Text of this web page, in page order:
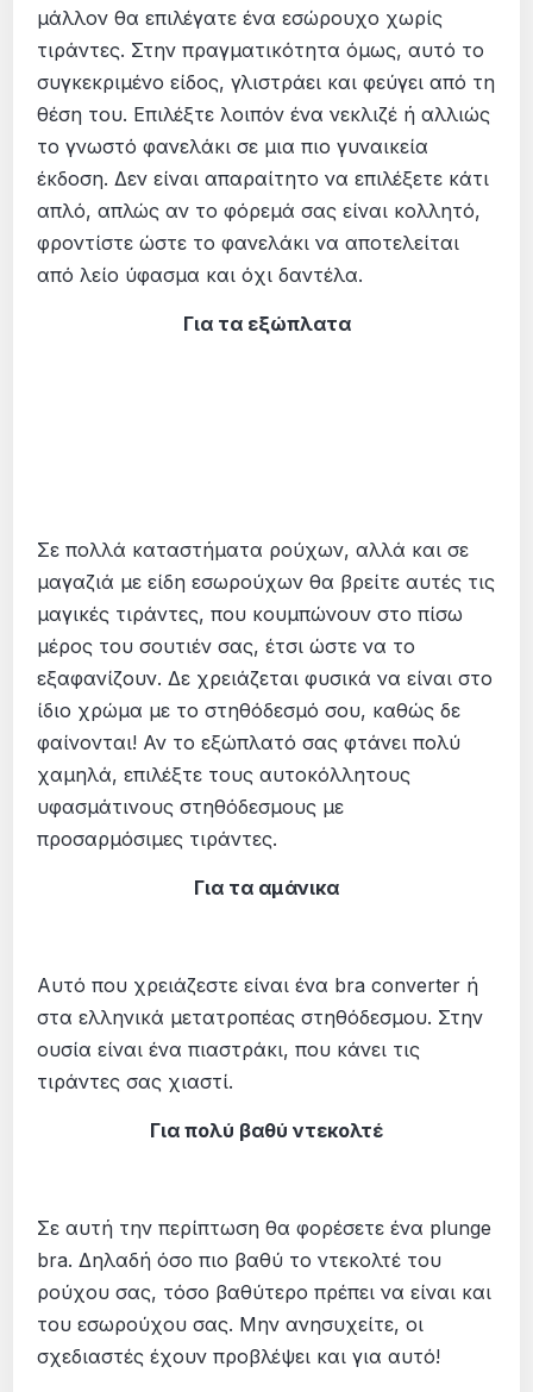
μάλλον θα επιλέγατε ένα εσώρουχο χωρίς
τιράντες. Στην πραγματικότητα όμως, αυτό το
συγκεκριμένο είδος, γλιστράει και φεύγει από τη
θέση του. Επιλέξτε λοιπόν ένα νεκλιζέ ή αλλιώς
το γνωστό φανελάκι σε μια πιο γυναικεία
έκδοση. Δεν είναι απαραίτητο να επιλέξετε κάτι
απλό, απλώς αν το φόρεμά σας είναι κολλητό,
φροντίστε ώστε το φανελάκι να αποτελείται
από λείο ύφασμα και όχι δαντέλα.
Για τα εξώπλατα
Σε πολλά καταστήματα ρούχων, αλλά και σε
μαγαζιά με είδη εσωρούχων θα βρείτε αυτές τις
μαγικές τιράντες, που κουμπώνουν στο πίσω
μέρος του σουτιέν σας, έτσι ώστε να το
εξαφανίζουν. Δε χρειάζεται φυσικά να είναι στο
ίδιο χρώμα με το στηθόδεσμό σου, καθώς δε
φαίνονται! Αν το εξώπλατό σας φτάνει πολύ
χαμηλά, επιλέξτε τους αυτοκόλλητους
υφασμάτινους στηθόδεσμους με
προσαρμόσιμες τιράντες.
Για τα αμάνικα
Αυτό που χρειάζεστε είναι ένα bra converter ή
στα ελληνικά μετατροπέας στηθόδεσμου. Στην
ουσία είναι ένα πιαστράκι, που κάνει τις
τιράντες σας χιαστί.
Για πολύ βαθύ ντεκολτέ
Σε αυτή την περίπτωση θα φορέσετε ένα plunge
bra.Δηλαδή όσο πιο βαθύ το ντεκολτέ του
ρούχου σας, τόσο βαθύτερο πρέπει να είναι και
του εσωρούχου σας. Μην ανησυχείτε, οι
σχεδιαστές έχουν προβλέψει και για αυτό!